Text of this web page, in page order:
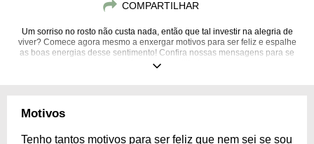
COMPARTILHAR
Um sorriso no rosto não custa nada, então que tal investir na alegria de
viver? Comece agora mesmo a enxergar motivos para ser feliz e espalhe
as boas energias desse sentimento! Confira nossas mensagens para se
inspirar e compartilhe!
Motivos
Tenho tantos motivos para ser feliz que nem sei se sou